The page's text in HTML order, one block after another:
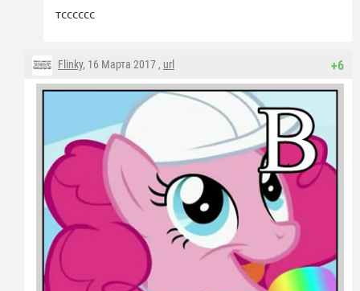
тсссссс
+6
Flinky, 16 Марта 2017 , url